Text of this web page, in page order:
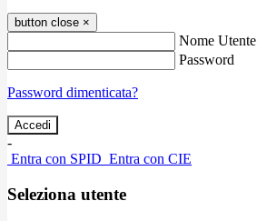
button close ×
Nome Utente
Password
Password dimenticata?
-
Entra con SPID Entra con CIE
Seleziona utente